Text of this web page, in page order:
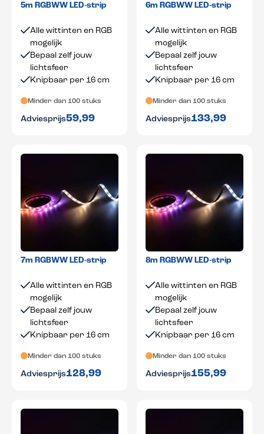
5m RGBWW LED-strip
Alle wittinten en RGB
mogelijk
Bepaal zelf jouw
lichtsfeer
Knipbaar per 16 cm
Minder dan 100 stuks
Adviesprijs59,99
6m RGBWW LED-strip
Alle wittinten en RGB
mogelijk
Bepaal zelf jouw
lichtsfeer
Knipbaar per 16 cm
Minder dan 100 stuks
Adviesprijs133,99
7m RGBWW LED-strip
Alle wittinten en RGB
mogelijk
Bepaal zelf jouw
lichtsfeer
Knipbaar per 16 cm
Minder dan 100 stuks
Adviesprijs128,99
8m RGBWW LED-strip
Alle wittinten en RGB
mogelijk
Bepaal zelf jouw
lichtsfeer
Knipbaar per 16 cm
Minder dan 100 stuks
Adviesprijs155,99